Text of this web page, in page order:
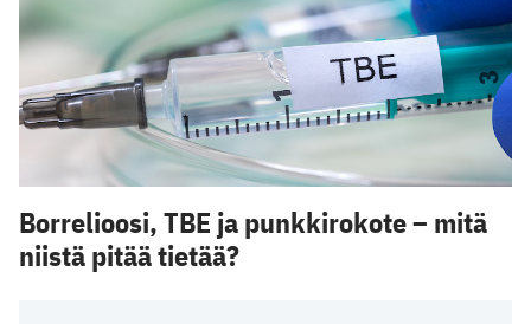
Borrelioosi, TBE ja punkkirokote – mitä
niistä pitää tietää?